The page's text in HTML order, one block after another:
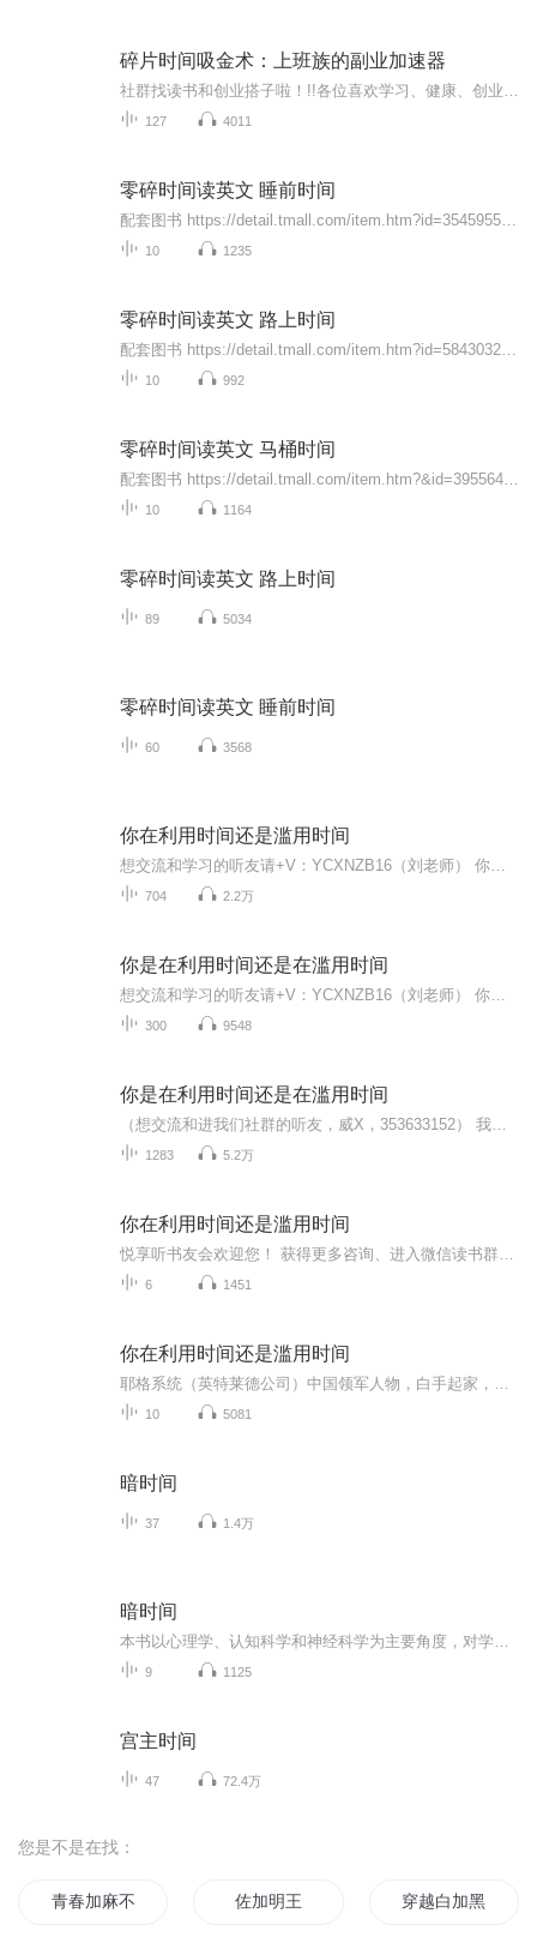
碎片时间吸金术：上班族的副业加速器
127 4011
零碎时间读英文 睡前时间
10 1235
零碎时间读英文 路上时间
10 992
零碎时间读英文 马桶时间
10 1164
零碎时间读英文 路上时间
89 5034
零碎时间读英文 睡前时间
60 3568
你在利用时间还是滥用时间
704 2.2万
你是在利用时间还是在滥用时间
300 9548
你是在利用时间还是在滥用时间
1283 5.2万
你在利用时间还是滥用时间
6 1451
你在利用时间还是滥用时间
10 5081
暗时间
37 1.4万
暗时间
9 1125
宫主时间
47 72.4万
您是不是在找：
青春加麻不加辣 佐加明王 穿越白加黑